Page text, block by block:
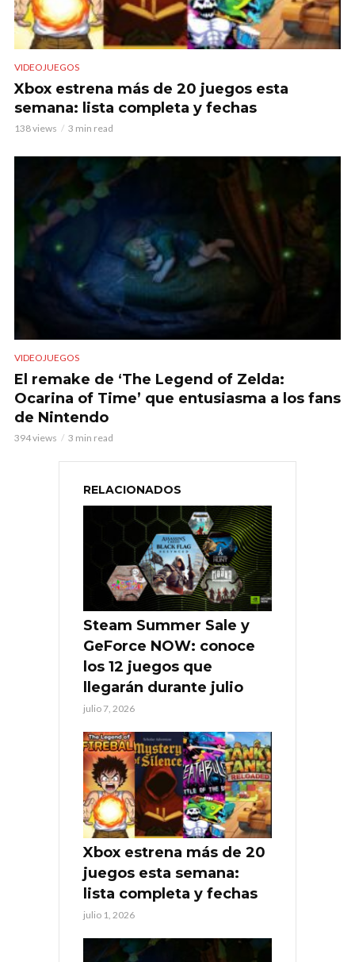
VIDEOJUEGOS
Xbox estrena más de 20 juegos esta
semana: lista completa y fechas
138 views 3 min read
VIDEOJUEGOS
El remake de ‘The Legend of Zelda:
Ocarina of Time’ que entusiasma a los fans
de Nintendo
394 views 3 min read
RELACIONADOS
Steam Summer Sale y
GeForce NOW: conoce
los 12 juegos que
llegarán durante julio
julio 7, 2026
Xbox estrena más de 20
juegos esta semana:
lista completa y fechas
julio 1, 2026